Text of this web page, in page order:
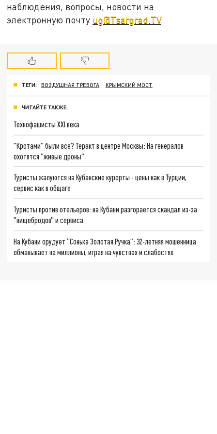
наблюдения, вопросы, новости на
электронную почту ug@Tsargrad.TV.
ТЕГИ: ВОЗДУШНАЯ ТРЕВОГА КРЫМСКИЙ МОСТ
ЧИТАЙТЕ ТАКЖЕ:
Технофашисты XXI века
"Кротами" были все? Теракт в центре Москвы: На генералов
охотятся "живые дроны"
Туристы жалуются на Кубанские курорты - цены как в Турции,
сервис как в общаге
Туристы против отельеров: на Кубани разгорается скандал из-за
"нищебродов" и сервиса
На Кубани орудует “Сонька Золотая Ручка”: 32-летняя мошенница
обманывает на миллионы, играя на чувствах и слабостях